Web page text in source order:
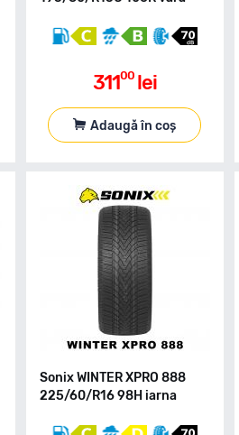
31100 lei
Adaugă în coș
Sonix WINTER XPRO 888
225/60/R16 98H iarna